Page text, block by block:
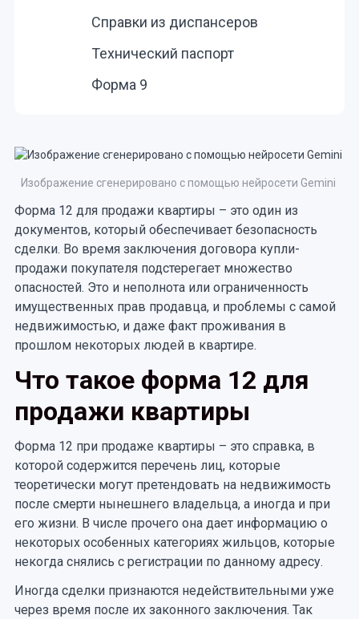
Справки из диспансеров
Технический паспорт
Форма 9
Изображение сгенерировано с помощью нейросети Gemini
Форма 12 для продажи квартиры – это один из
документов, который обеспечивает безопасность
сделки. Во время заключения договора купли-
продажи покупателя подстерегает множество
опасностей. Это и неполнота или ограниченность
имущественных прав продавца, и проблемы с самой
недвижимостью, и даже факт проживания в
прошлом некоторых людей в квартире.
Что такое форма 12 для
продажи квартиры
Форма 12 при продаже квартиры – это справка, в
которой содержится перечень лиц, которые
теоретически могут претендовать на недвижимость
после смерти нынешнего владельца, а иногда и при
его жизни. В числе прочего она дает информацию о
некоторых особенных категориях жильцов, которые
некогда снялись с регистрации по данному адресу.
Иногда сделки признаются недействительными уже
через время после их законного заключения. Так